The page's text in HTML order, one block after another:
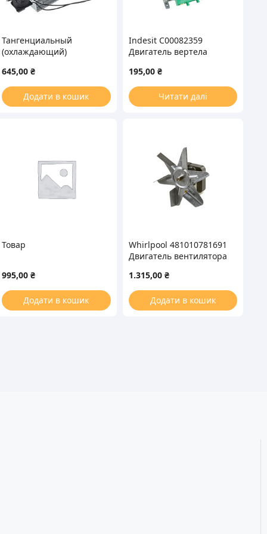
Тангенциальный
(охлаждающий)
YJF-7-61 20W L=240mm
(левый)
645,00₴
Додати в кошик
Indesit C00082359
Двигатель вертела
5.5W духовки
195,00 ₴
Читати далі
Товар
995,00₴
Додати в кошик
Whirlpool 481010781691
Двигатель вентилятора
крыльчатка для духовки
1.315,00 ₴
Додати в кошик